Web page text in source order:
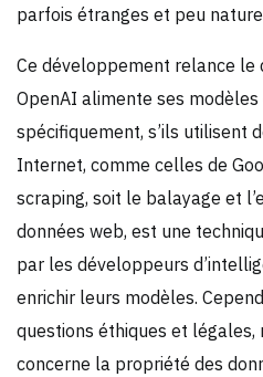
parfois étranges et peu
Ce développement relance
OpenAI alimente ses
spécifiquement, s’ils utilisent
Internet, comme celles de
scraping, soit le balayage et
données web, est une
par les développeurs
enrichir leurs modèles.
questions éthiques et légales,
concerne la propriété des